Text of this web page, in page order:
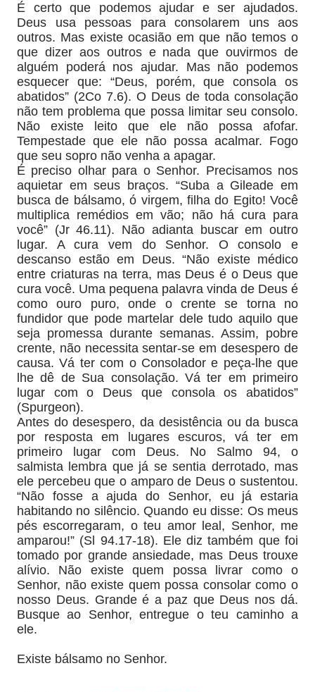
É certo que podemos ajudar e ser ajudados.
Deus usa pessoas para consolarem uns aos
outros. Mas existe ocasião em que não temos o
que dizer aos outros e nada que ouvirmos de
alguém poderá nos ajudar. Mas não podemos
esquecer que: “Deus, porém, que consola os
abatidos” (2Co 7.6). O Deus de toda consolação
não tem problema que possa limitar seu consolo.
Não existe leito que ele não possa afofar.
Tempestade que ele não possa acalmar. Fogo
que seu sopro não venha a apagar.
É preciso olhar para o Senhor. Precisamos nos
aquietar em seus braços. “Suba a Gileade em
busca de bálsamo, ó virgem, filha do Egito! Você
multiplica remédios em vão; não há cura para
você” (Jr 46.11). Não adianta buscar em outro
lugar. A cura vem do Senhor. O consolo e
descanso estão em Deus. “Não existe médico
entre criaturas na terra, mas Deus é o Deus que
cura você. Uma pequena palavra vinda de Deus é
como ouro puro, onde o crente se torna no
fundidor que pode martelar dele tudo aquilo que
seja promessa durante semanas. Assim, pobre
crente, não necessita sentar-se em desespero de
causa. Vá ter com o Consolador e peça-lhe que
lhe dê de Sua consolação. Vá ter em primeiro
lugar com o Deus que consola os abatidos”
(Spurgeon).
Antes do desespero, da desistência ou da busca
por resposta em lugares escuros, vá ter em
primeiro lugar com Deus. No Salmo 94, o
salmista lembra que já se sentia derrotado, mas
ele percebeu que o amparo de Deus o sustentou.
“Não fosse a ajuda do Senhor, eu já estaria
habitando no silêncio. Quando eu disse: Os meus
pés escorregaram, o teu amor leal, Senhor, me
amparou!” (Sl 94.17-18). Ele diz também que foi
tomado por grande ansiedade, mas Deus trouxe
alívio. Não existe quem possa livrar como o
Senhor, não existe quem possa consolar como o
nosso Deus. Grande é a paz que Deus nos dá.
Busque ao Senhor, entregue o teu caminho a
ele.
Existe bálsamo no Senhor.